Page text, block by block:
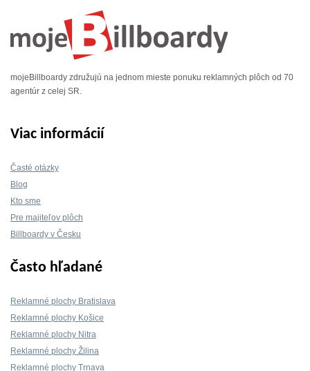
mojeBillboardy združujú na jednom mieste ponuku reklamných plôch od 70
agentúr z celej SR.
Viac informácií
Časté otázky
Blog
Kto sme
Pre majiteľov plôch
Billboardy v Česku
Často hľadané
Reklamné plochy Bratislava
Reklamné plochy Košice
Reklamné plochy Nitra
Reklamné plochy Žilina
Reklamné plochy Trnava